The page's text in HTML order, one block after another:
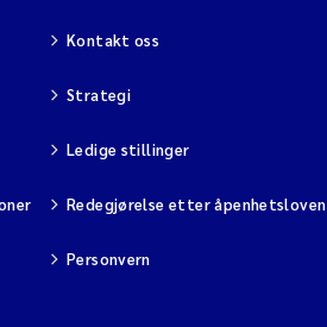
Kontakt oss
Strategi
Ledige stillinger
Redegjørelse etter åpenhetsloven
Personvern